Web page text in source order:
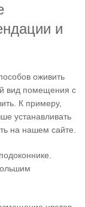
и
оживить
вид помещения с
К примеру,
устанавливать
на нашем сайте.